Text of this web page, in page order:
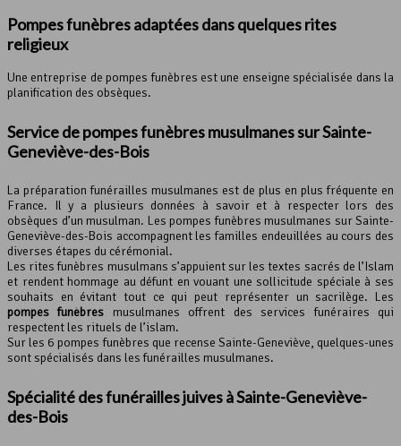
Pompes funèbres adaptées dans quelques rites
religieux
Une entreprise de pompes funèbres est une enseigne spécialisée dans la
planification des obsèques.
Service de pompes funèbres musulmanes sur Sainte-
Geneviève-des-Bois
La préparation funérailles musulmanes est de plus en plus fréquente en
France. Il y a plusieurs données à savoir et à respecter lors des
obsèques d’un musulman. Les pompes funèbres musulmanes sur Sainte-
Geneviève-des-Bois accompagnent les familles endeuillées au cours des
diverses étapes du cérémonial.
Les rites funèbres musulmans s’appuient sur les textes sacrés de l’Islam
et rendent hommage au défunt en vouant une sollicitude spéciale à ses
souhaits en évitant tout ce qui peut représenter un sacrilège. Les
pompes funèbres musulmanes offrent des services funéraires qui
respectent les rituels de l’islam.
Sur les 6 pompes funèbres que recense Sainte-Geneviève, quelques-unes
sont spécialisés dans les funérailles musulmanes.
Spécialité des funérailles juives à Sainte-Geneviève-
des-Bois